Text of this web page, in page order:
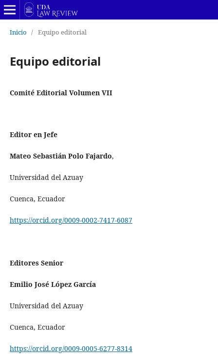
Inicio / Equipo editorial
Equipo editorial
Comité Editorial Volumen VII
Editor en Jefe
Mateo Sebastián Polo Fajardo,
Universidad del Azuay
Cuenca, Ecuador
https://orcid.org/0009-0002-7417-6087
Editores Senior
Emilio José López García
Universidad del Azuay
Cuenca, Ecuador
https://orcid.org/0009-0005-6277-8314